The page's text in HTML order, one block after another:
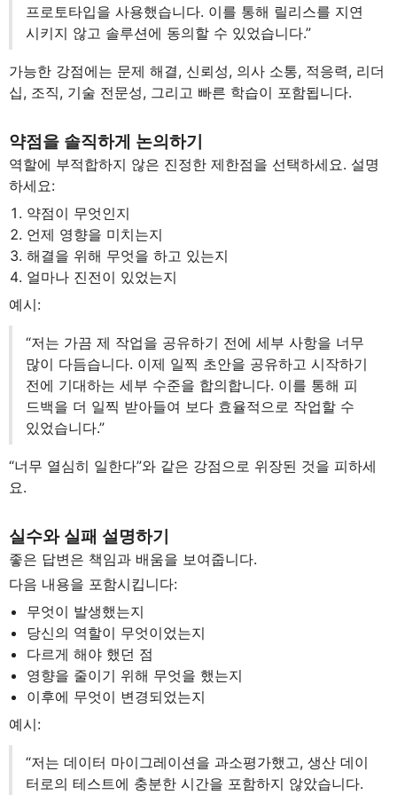
프로토타입을 사용했습니다. 이를 통해 릴리스를 지연
시키지 않고 솔루션에 동의할 수 있었습니다.”
가능한 강점에는 문제 해결, 신뢰성, 의사 소통, 적응력, 리더
십, 조직, 기술 전문성, 그리고 빠른 학습이 포함됩니다.
약점을 솔직하게 논의하기
역할에 부적합하지 않은 진정한 제한점을 선택하세요. 설명
하세요:
약점이 무엇인지
언제 영향을 미치는지
해결을 위해 무엇을 하고 있는지
얼마나 진전이 있었는지
예시:
“저는 가끔 제 작업을 공유하기 전에 세부 사항을 너무
많이 다듬습니다. 이제 일찍 초안을 공유하고 시작하기
전에 기대하는 세부 수준을 합의합니다. 이를 통해 피
드백을 더 일찍 받아들여 보다 효율적으로 작업할 수
있었습니다.”
“너무 열심히 일한다”와 같은 강점으로 위장된 것을 피하세
요.
실수와 실패 설명하기
좋은 답변은 책임과 배움을 보여줍니다.
다음 내용을 포함시킵니다:
무엇이 발생했는지
당신의 역할이 무엇이었는지
다르게 해야 했던 점
영향을 줄이기 위해 무엇을 했는지
이후에 무엇이 변경되었는지
예시:
“저는 데이터 마이그레이션을 과소평가했고, 생산 데이
터로의 테스트에 충분한 시간을 포함하지 않았습니다.